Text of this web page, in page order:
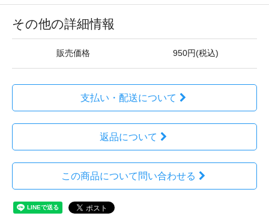
その他の詳細情報
販売価格 950円(税込)
支払い・配送について
返品について
この商品について問い合わせる